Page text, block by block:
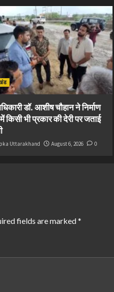
डॉ. आशीष चौहान ने निर्माण
में किसी भी प्रकार की देरी पर जताई
Uttarakhand August 6, 2026 0
fields are marked*